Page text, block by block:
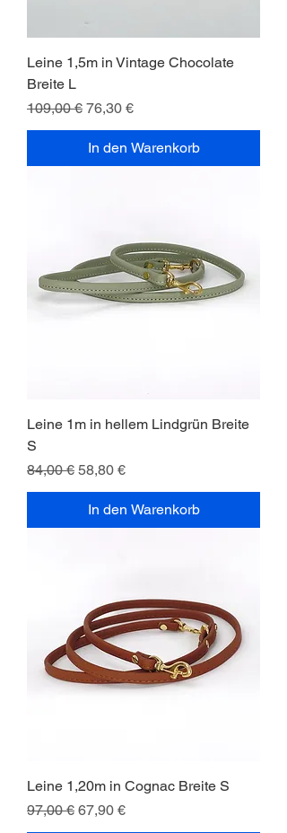
Leine 1,5m in Vintage Chocolate
Breite L
Standardpreis
109,00 € Sale-Preis
76,30 €
In den Warenkorb
Leine 1m in hellem Lindgrün Breite
S
Standardpreis
84,00 € Sale-Preis
58,80 €
In den Warenkorb
Leine 1,20m in Cognac Breite S
Standardpreis
97,00 € Sale-Preis
67,90 €